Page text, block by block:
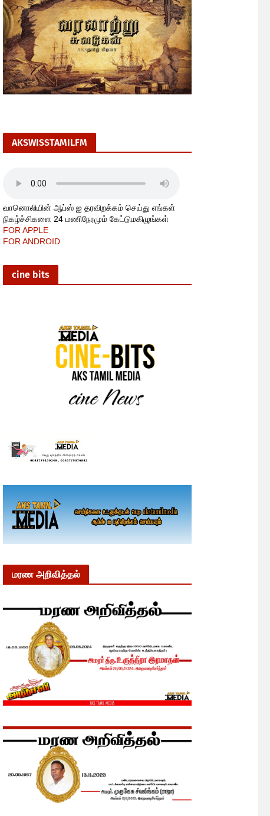
AKSWISSTAMILFM
வானொலியின் ஆப்ஸ் ஐ தரவிறக்கம் செய்து எங்கள்
நிகழ்ச்சிகளை 24 மணிநேரமும் கேட்டுமகிழுங்கள்
FOR APPLE
FOR ANDROID
cine bits
மரண அறிவித்தல்